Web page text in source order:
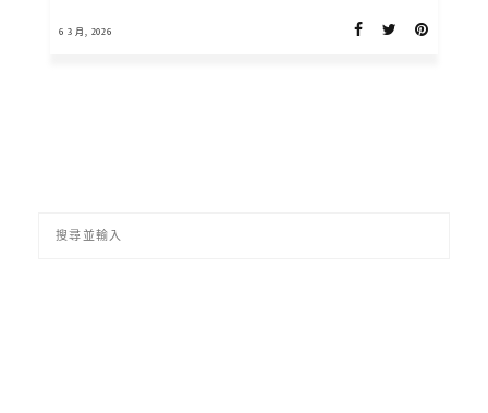
6 3 月, 2026